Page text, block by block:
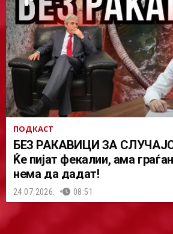
ПОДКАСТ
БЕЗ РАКАВИЦИ ЗА
Ќе пијат фекалии, ама
нема да дадат!
24.07.2026. 08:51